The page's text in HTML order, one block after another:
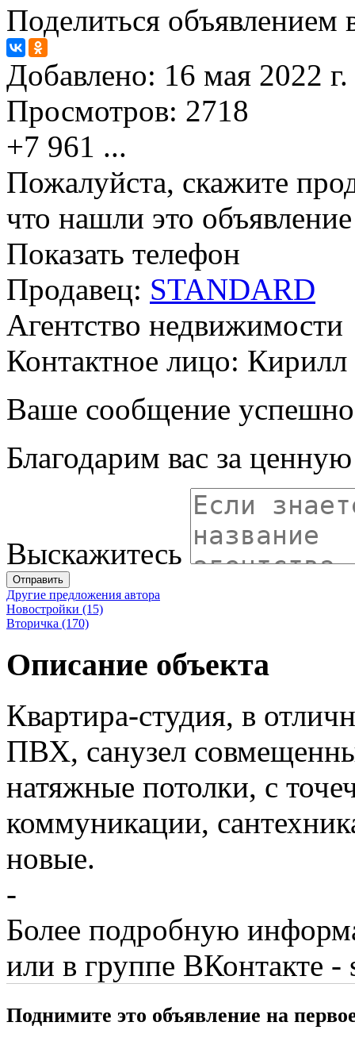
Поделиться объявлением
Добавлено: 16 мая 2022 г.
Просмотров: 2718
+7 961 ...
Пожалуйста, скажите
что нашли это
Показать телефон
Продавец: STANDARD
Агентство недвижимости
Контактное лицо: Кирилл
Ваше сообщение успешно
Благодарим вас за
Выскажитесь
Отправить
Другие предложения автора
Новостройки (15)
Вторичка (170)
Описание объекта
Квартира-студия, в
ПВХ, санузел
натяжные потолки, с
коммуникации,
новые.
-
Более подробную
или в группе ВКонтакте -
Поднимите это объявление на